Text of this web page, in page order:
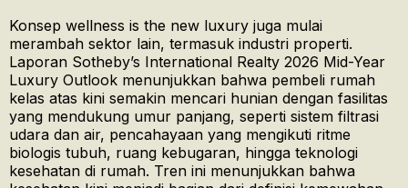
Konsep wellness is the new luxury juga mulai
merambah sektor lain, termasuk industri properti.
Laporan Sotheby’s International Realty 2026 Mid-Year
Luxury Outlook menunjukkan bahwa pembeli rumah
kelas atas kini semakin mencari hunian dengan fasilitas
yang mendukung umur panjang, seperti sistem filtrasi
udara dan air, pencahayaan yang mengikuti ritme
biologis tubuh, ruang kebugaran, hingga teknologi
kesehatan di rumah. Tren ini menunjukkan bahwa